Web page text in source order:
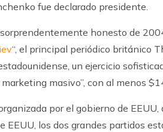
fue declarado presidente.
honesto de
“, el principal periódico británico
un ejercicio
masivo”, con al menos
por el gobierno de
EEUU, los dos grandes partidos